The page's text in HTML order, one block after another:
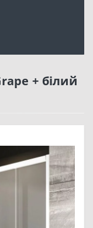
+ білий